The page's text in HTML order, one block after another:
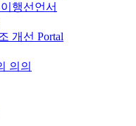
행선언서
개선 Portal
의의